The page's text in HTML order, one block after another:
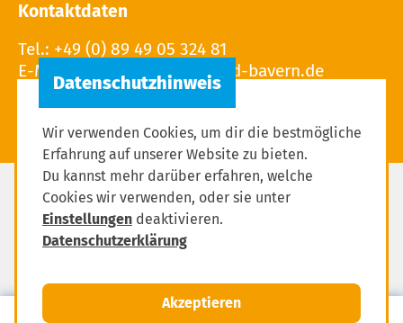
MENÜ
Kontaktdaten
Tel.: +49 (0) 89 49 05 324 81
E-Mail:
Impressum
Datenschutzerklärung
Wir verwenden Cookies, um dir die bestmögliche
Erfahrung auf unserer Website zu bieten.
Du kannst mehr darüber erfahren, welche
Cookies wir verwenden, oder sie unter
Einstellungen deaktivieren.
Datenschutzerklärung
Akzeptieren